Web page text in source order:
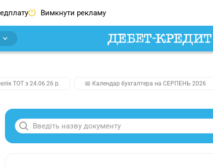
Вимкнути рекламу
ТОТ з 24.06.26 р. 📅 Календар бухгалтера на СЕРПЕНЬ 2026